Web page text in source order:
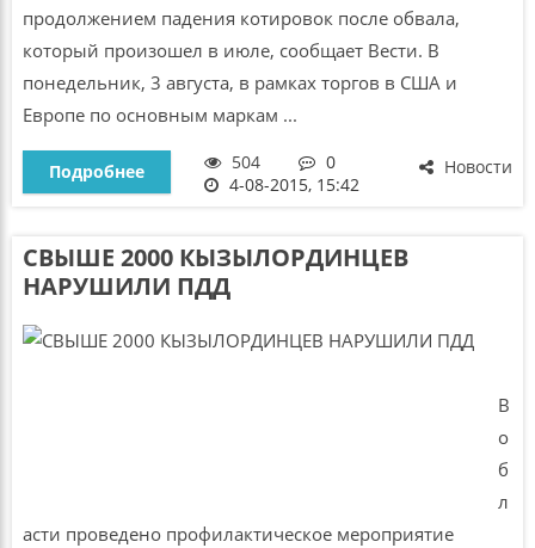
продолжением падения котировок после обвала,
который произошел в июле, сообщает Вести. В
понедельник, 3 августа, в рамках торгов в США и
Европе по основным маркам ...
Новости
Подробнее 504
0
4-08-2015, 15:42
СВЫШЕ 2000 КЫЗЫЛОРДИНЦЕВ
НАРУШИЛИ ПДД
В
о
б
л
асти проведено профилактическое мероприятие